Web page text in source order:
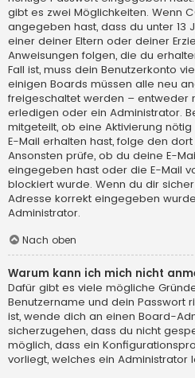
gibt es zwei Möglichkeiten. Wenn
angegeben hast, dass du unter 13
einer deiner Eltern oder deiner
Anweisungen folgen, die du
Fall ist, muss dein Benutzerkonto
einigen Boards müssen alle neu
freigeschaltet werden – entweder
erledigen oder ein Administrator.
mitgeteilt, ob eine Aktivierung
E-Mail erhalten hast, folge den
Ansonsten prüfe, ob du deine E-
eingegeben hast oder die E-Mail
blockiert wurde. Wenn du dir
Adresse korrekt eingegeben
Administrator.
Nach oben
Warum kann ich mich nicht
Dafür gibt es viele mögliche
Benutzername und dein Passwort
ist, wende dich an einen Board-
sicherzugehen, dass du nicht
möglich, dass ein
vorliegt, welches ein Administrator